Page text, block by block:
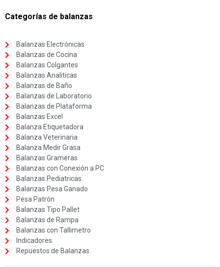
Categorías de balanzas
Balanzas Electrónicas
Balanzas de Cocina
Balanzas Colgantes
Balanzas Analiticas
Balanzas de Baño
Balanzas de Laboratorio
Balanzas de Plataforma
Balanzas Excel
Balanza Etiquetadora
Balanza Veterinaria
Balanza Medir Grasa
Balanzas Grameras
Balanzas con Conexión a PC
Balanzas Pediatricas
Balanzas Pesa Ganado
Pesa Patrón
Balanzas Tipo Pallet
Balanzas de Rampa
Balanzas con Tallimetro
Indicadores
Repuestos de Balanzas